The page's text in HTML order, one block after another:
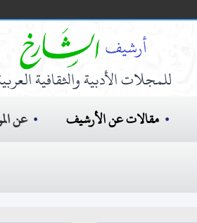
للمجلات الأدبية والثقافية
مقالات عن الأرشيف عن